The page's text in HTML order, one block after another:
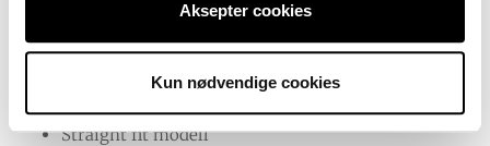
Aksepter cookies
Kun nødvendige cookies
Egenskaper
Klassisk og elegant langermet genser med rund
hals
Straight fit modell